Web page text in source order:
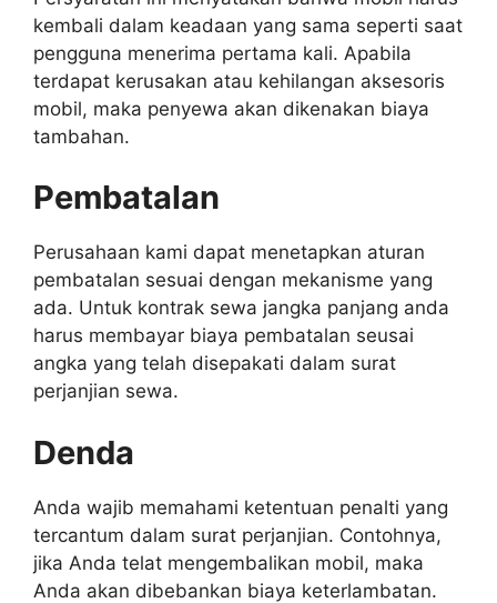
kembali dalam keadaan yang sama seperti saat
pengguna menerima pertama kali. Apabila
terdapat kerusakan atau kehilangan aksesoris
mobil, maka penyewa akan dikenakan biaya
tambahan.
Pembatalan
Perusahaan kami dapat menetapkan aturan
pembatalan sesuai dengan mekanisme yang
ada. Untuk kontrak sewa jangka panjang anda
harus membayar biaya pembatalan seusai
angka yang telah disepakati dalam surat
perjanjian sewa.
Denda
Anda wajib memahami ketentuan penalti yang
tercantum dalam surat perjanjian. Contohnya,
jika Anda telat mengembalikan mobil, maka
Anda akan dibebankan biaya keterlambatan.